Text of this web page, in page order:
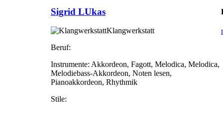
Sigrid LUkas
Klangwerkstatt
Beruf:
Instrumente: Akkordeon, Fagott, Melodica, Melodica,
Melodiebass-Akkordeon, Noten lesen,
Pianoakkordeon, Rhythmik
Stile: